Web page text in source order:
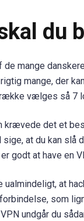
du
de mange
mange, der
vælges så 7
krævede det et
sige, at du kan slå
godt at have en
ualmindeligt, at
som
undgår du